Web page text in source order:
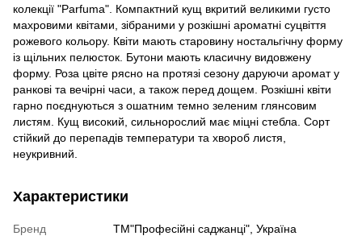
колекції "Parfuma". Компактний кущ вкритий великими густо
махровими квітами, зібраними у розкішні ароматні суцвіття
рожевого кольору. Квіти мають старовину ностальгічну форму
із щільних пелюсток. Бутони мають класичну видовжену
форму. Роза цвіте рясно на протязі сезону даруючи аромат у
ранкові та вечірні часи, а також перед дощем. Розкішні квіти
гарно поєднуються з ошатним темно зеленим глянсовим
листям. Кущ високий, сильнорослий має міцні стебла. Сорт
стійкий до перепадів температури та хвороб листя,
неукривний.
Характеристики
Бренд
ТМ"Професійні саджанці", Україна